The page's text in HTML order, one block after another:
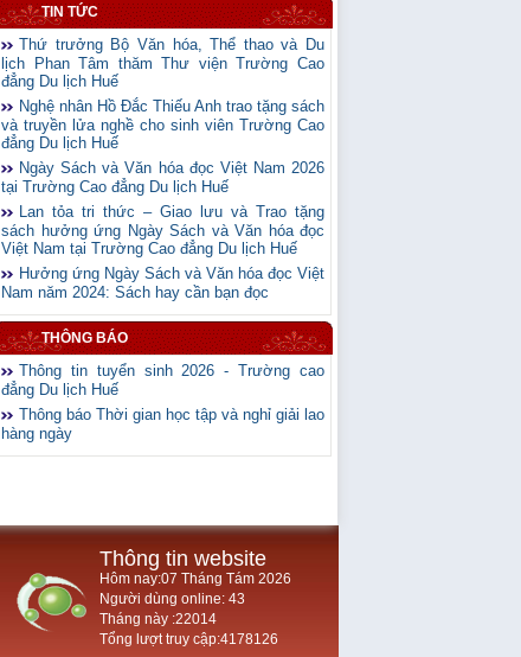
TIN TỨC
Thứ trưởng Bộ Văn hóa, Thể thao và Du
lịch Phan Tâm thăm Thư viện Trường Cao
đẳng Du lịch Huế
Nghệ nhân Hồ Đắc Thiếu Anh trao tặng sách
và truyền lửa nghề cho sinh viên Trường Cao
đẳng Du lịch Huế
Ngày Sách và Văn hóa đọc Việt Nam 2026
tại Trường Cao đẳng Du lịch Huế
Lan tỏa tri thức – Giao lưu và Trao tặng
sách hưởng ứng Ngày Sách và Văn hóa đọc
Việt Nam tại Trường Cao đẳng Du lịch Huế
Hưởng ứng Ngày Sách và Văn hóa đọc Việt
Nam năm 2024: Sách hay cần bạn đọc
THÔNG BÁO
Thông tin tuyển sinh 2026 - Trường cao
đẳng Du lịch Huế
Thông báo Thời gian học tập và nghỉ giải lao
hàng ngày
Thông tin website
Hôm nay:07 Tháng Tám 2026
Người dùng online: 43
Tháng này :22014
Tổng lượt truy cập:4178126